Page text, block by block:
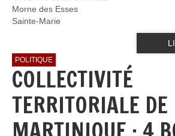
Morne des Esses
Sainte-Marie
POLITIQUE
COLLECTIVITÉ
TERRITORIALE DE